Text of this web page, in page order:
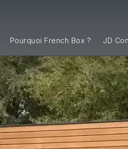
Pourquoi French Box ? JD